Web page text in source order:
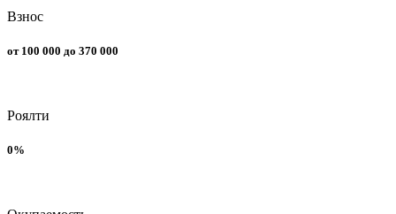
Взнос
от 100 000 до 370 000
Роялти
0%